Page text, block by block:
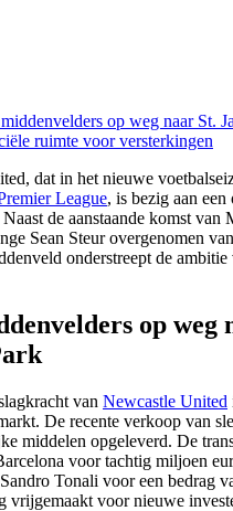
op weg naar St.
ruimte voor versterkingen
dat in het nieuwe
League, is bezig aan
de aanstaande komst van
Sean Steur overgenomen van
onderstreept de
op weg
van Newcastle United
De recente verkoop van
middelen opgeleverd. De
voor tachtig miljoen
Tonali voor een bedrag
vrijgemaakt voor nieuwe